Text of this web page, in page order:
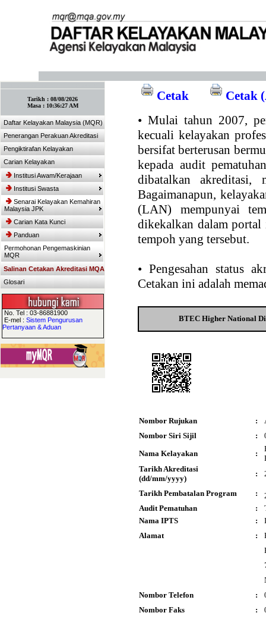
Tarikh : 08/08/2026
Masa : 10:36:27 AM
Daftar Kelayakan Malaysia (MQR)
Penerangan Perakuan Akreditasi
Pengiktirafan Kelayakan
Carian Kelayakan
Institusi Awam/Kerajaan
Institusi Swasta
Senarai Kelayakan Kemahiran
Malaysia JPK
Carian Kata Kunci
Panduan
Permohonan Pengemaskinian
MQR
Salinan Cetakan Akreditasi MQA
Glosari
No. Tel : 03-86881900
E-mel : Sistem Pengurusan
Pertanyaan & Aduan
Cetak
Cetak
• Mulai tahun 2007,
kecuali kelayakan
bersifat berterusan
kepada audit
dibatalkan akreditasi,
Bagaimanapun,
(LAN) mempunyai
dikekalkan dalam portal
tempoh yang tersebut.
• Pengesahan status
Cetakan ini adalah
BTEC Higher National
Nombor Rujukan :
Nombor Siri Sijil
:
Nama Kelayakan
:
Tarikh Akreditasi
(dd/mm/yyyy)
:
Tarikh Pembatalan Program :
Audit Pematuhan
:
Nama IPTS
:
Alamat
:
Nombor Telefon
:
Nombor Faks
: